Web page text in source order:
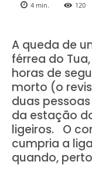
4 min. 120
A queda de
férrea do
horas de
morto (o
duas
da estação
ligeiros. O
cumpria a
quando,